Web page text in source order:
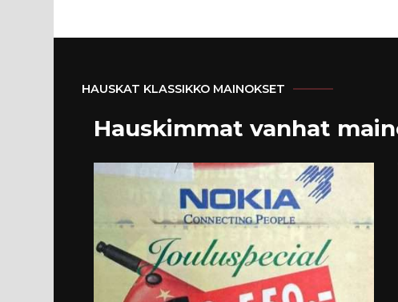
HAUSKAT KLASSIKKO MAINOKSET
Hauskimmat vanhat